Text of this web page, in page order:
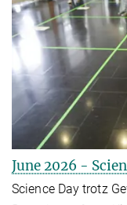
June 2026 -
Science Day trotz